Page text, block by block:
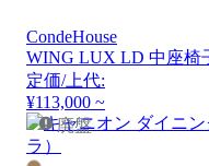
CondeHouse
WING LUX LD 中座椅
定価/上代:
¥113,000 ~
廃盤